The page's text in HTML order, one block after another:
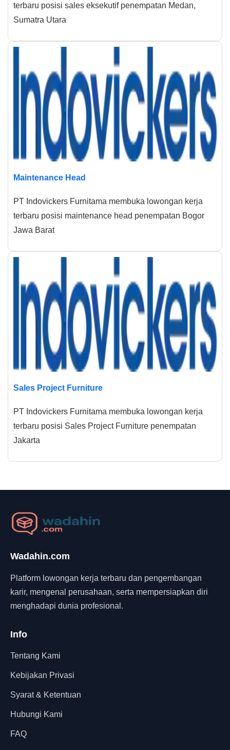
terbaru posisi sales eksekutif penempatan Medan,
Sumatra Utara
Maintenance Head
PT Indovickers Furnitama membuka lowongan kerja
terbaru posisi maintenance head penempatan Bogor
Jawa Barat
Sales Project Furniture
PT Indovickers Furnitama membuka lowongan kerja
terbaru posisi Sales Project Furniture penempatan
Jakarta
Wadahin.com
Platform lowongan kerja terbaru dan pengembangan
karir, mengenal perusahaan, serta mempersiapkan diri
menghadapi dunia profesional.
Info
Tentang Kami
Kebijakan Privasi
Syarat & Ketentuan
Hubungi Kami
FAQ